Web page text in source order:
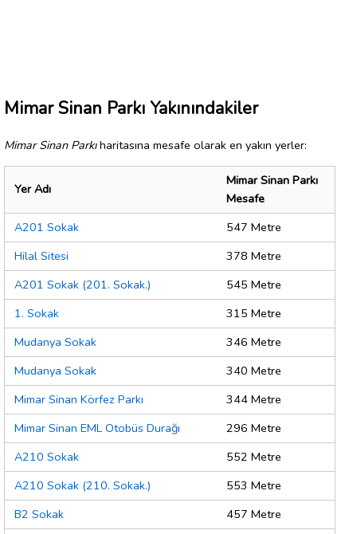
Mimar Sinan Parkı Yakınındakiler
Mimar Sinan Parkıharitasına mesafe olarak en yakın yerler:
Yer Adı
Mimar Sinan Parkı
Mesafe
A201 Sokak
547 Metre
Hilal Sitesi
378 Metre
A201 Sokak (201. Sokak.)
545 Metre
1. Sokak
315 Metre
Mudanya Sokak
346 Metre
Mudanya Sokak
340 Metre
Mimar Sinan Körfez Parkı
344 Metre
Mimar Sinan EML Otobüs Durağı
296 Metre
A210 Sokak
552 Metre
A210 Sokak (210. Sokak.)
553 Metre
B2 Sokak
457 Metre